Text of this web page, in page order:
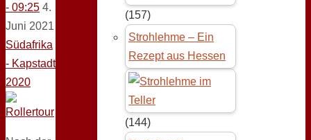
- 09:25 4.
Juni 2021
Südafrika
- Kapstadt
2020
(157)
Strohlehme – Ein
Rezept aus Hessen
(144)